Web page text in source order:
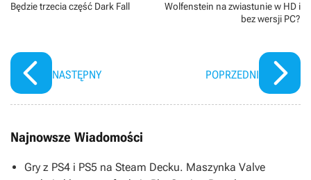
Będzie trzecia część Dark Fall
NASTĘPNY
Wolfenstein na zwiastunie w HD i
bez wersji PC?
POPRZEDNI
Najnowsze Wiadomości
Gry z PS4 i PS5 na Steam Decku. Maszynka Valve